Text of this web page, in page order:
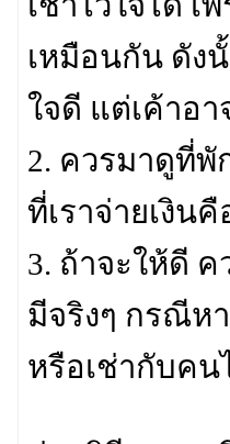
เหมือนกัน ดัง
ใจดี แต่เค้าอา
2. ควรมาดูที่พั
ที่เราจ่ายเงิน
3. ถ้าจะให้ดี
มีจริงๆ กรณีห
หรือเช่ากับค